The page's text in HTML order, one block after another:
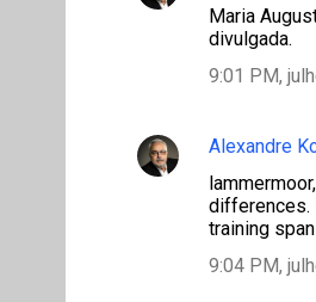
Maria
divulgada.
9:01 PM,
Alexandre
differences.
training
9:04 PM,